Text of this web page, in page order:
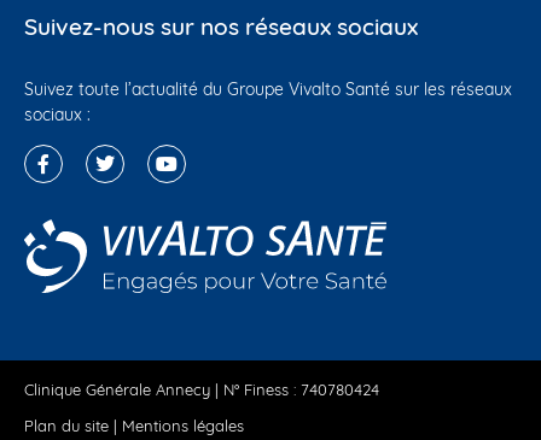
Suivez-nous sur nos réseaux sociaux
Suivez toute l’actualité du Groupe Vivalto Santé sur les réseaux
sociaux :
Clinique Générale Annecy | N° Finess : 740780424
Plan du site | Mentions légales